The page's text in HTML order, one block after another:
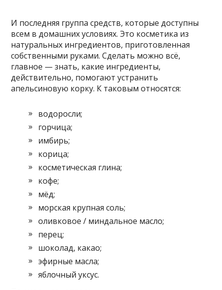
И последняя группа средств, которые доступны
всем в домашних условиях. Это косметика из
натуральных ингредиентов, приготовленная
собственными руками. Сделать можно всё,
главное — знать, какие ингредиенты,
действительно, помогают устранить
апельсиновую корку. К таковым относятся:
водоросли;
горчица;
имбирь;
корица;
косметическая глина;
кофе;
мёд;
морская крупная соль;
оливковое / миндальное масло;
перец;
шоколад, какао;
эфирные масла;
яблочный уксус.